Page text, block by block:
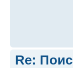
Re: